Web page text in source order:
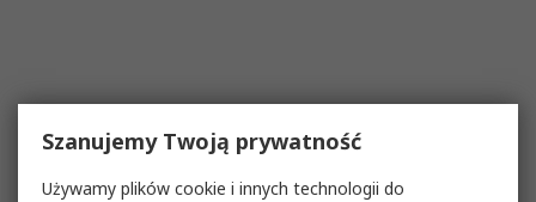
Szanujemy Twoją prywatność
Używamy plików cookie i innych technologii do